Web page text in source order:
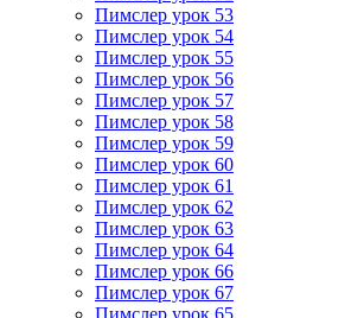
Пимслер урок 53
Пимслер урок 54
Пимслер урок 55
Пимслер урок 56
Пимслер урок 57
Пимслер урок 58
Пимслер урок 59
Пимслер урок 60
Пимслер урок 61
Пимслер урок 62
Пимслер урок 63
Пимслер урок 64
Пимслер урок 66
Пимслер урок 67
Пимслер урок 65